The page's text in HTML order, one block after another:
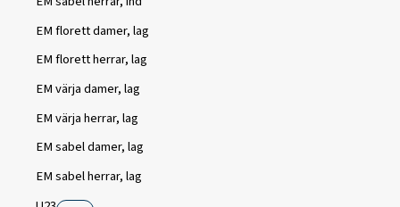
EM florett damer, lag
EM florett herrar, lag
EM värja damer, lag
EM värja herrar, lag
EM sabel damer, lag
EM sabel herrar, lag